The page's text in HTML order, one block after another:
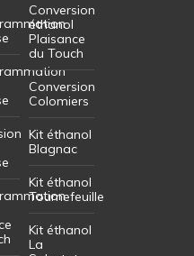
Conversion
éthanol
Plaisance
du Touch
Conversion
Colomiers
Kit éthanol
Blagnac
Kit éthanol
Tournefeuille
Kit éthanol
La